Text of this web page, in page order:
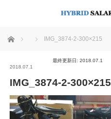
ホーム IMG_3874-2-300×215
2018.07.1
最終更新日: 2018.07.1
IMG_3874-2-300×215